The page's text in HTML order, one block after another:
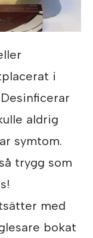
i
aldrig
symtom.
trygg som
med
bokat